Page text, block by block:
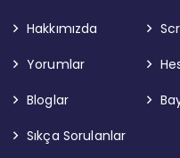
Hakkımızda
Yorumlar
Bloglar
Sıkça Sorulanlar